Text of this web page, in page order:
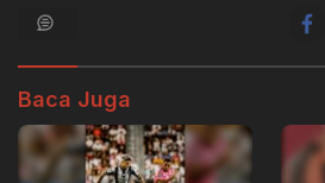
Baca Juga